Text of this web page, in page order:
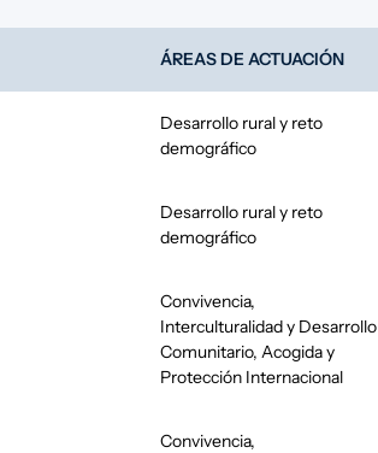
ÁREAS DE ACTUACIÓN
Desarrollo rural y reto
demográfico
Desarrollo rural y reto
demográfico
Convivencia,
Interculturalidad y Desarrollo
Comunitario, Acogida y
Protección Internacional
Convivencia,